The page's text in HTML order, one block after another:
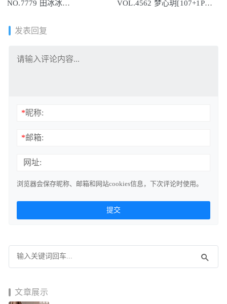
NO.7779 田冰冰
VOL.4562 梦心玥[107+1P／
发表回复
*昵称:
*邮箱:
网址:
浏览器会保存昵称、邮箱和网站cookies信息，下次评论时使用。
文章展示